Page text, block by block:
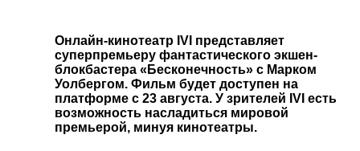
Онлайн-кинотеатр IVI представляет
суперпремьеру фантастического экшен-
блокбастера «Бесконечность» с Марком
Уолбергом. Фильм будет доступен на
платформе с 23 августа. У зрителей IVI есть
возможность насладиться мировой
премьерой, минуя кинотеатры.